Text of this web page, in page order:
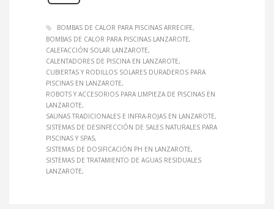
BOMBAS DE CALOR PARA PISCINAS ARRECIFE
BOMBAS DE CALOR PARA PISCINAS LANZAROTE
CALEFACCIÓN SOLAR LANZAROTE
CALENTADORES DE PISCINA EN LANZAROTE
CUBIERTAS Y RODILLOS SOLARES DURADEROS PARA
PISCINAS EN LANZAROTE
ROBOTS Y ACCESORIOS PARA LIMPIEZA DE PISCINAS EN
LANZAROTE
SAUNAS TRADICIONALES E INFRA-ROJAS EN LANZAROTE
SISTEMAS DE DESINFECCIÓN DE SALES NATURALES PARA
PISCINAS Y SPAS
SISTEMAS DE DOSIFICACIÓN PH EN LANZAROTE
SISTEMAS DE TRATAMIENTO DE AGUAS RESIDUALES
LANZAROTE